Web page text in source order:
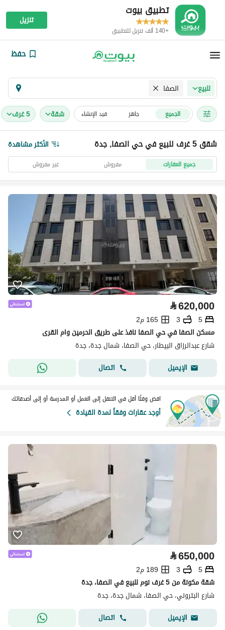
تطبيق بيوت
+140 ألف تنزيل للتطبيق
تنزيل
حفظ
للبيع الصفا
الجميع جاهز قيد الإنشاء شقة 5 غرف
شقق 5 غرف للبيع في حي الصفا, جدة الأكثر مشاهدة
جميع العقارات مفروش غير مفروش
⃁620,000
5
3
165 م2
مسكن الصفا في حي الصفا نافذ على طريق الحرمين وام القرى
شارع عبدالرزاق البيطار، حي الصفا، شمال جدة، جدة
الإيميل
اتصال
اقض وقتًا أقل في التنقل إلى العمل أو المدرسة أو إلى أصدقائك
أوجد عقارات وفقاً لمدة القيادة
⃁650,000
5
3
189 م2
شقة مكونة من 5 غرف نوم للبيع في الصفا، جدة
شارع البتروني، حي الصفا، شمال جدة، جدة
الإيميل
اتصال